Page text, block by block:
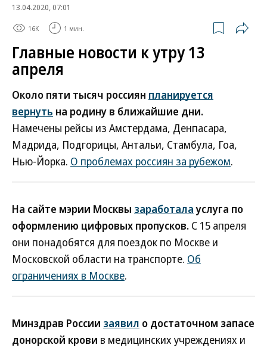
13.04.2020, 07:01
16K 1 мин.
Главные новости к утру 13
апреля
Около пяти тысяч россиян планируется
вернуть на родину в ближайшие дни.
Намечены рейсы из Амстердама, Денпасара,
Мадрида, Подгорицы, Антальи, Стамбула, Гоа,
Нью-Йорка. О проблемах россиян за рубежом.
На сайте мэрии Москвы заработалауслуга по
оформлению цифровых пропусков. С 15 апреля
они понадобятся для поездок по Москве и
Московской области на транспорте. Об
ограничениях в Москве.
Минздрав России заявил о достаточном запасе
донорской крови в медицинских учреждениях и